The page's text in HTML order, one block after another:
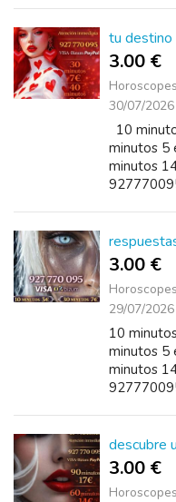
tu destino
3.00 €
30/07/2026
10
minutos 5
minutos
3.00 €
29/07/2026
10
minutos 5
minutos
descubre
3.00 €